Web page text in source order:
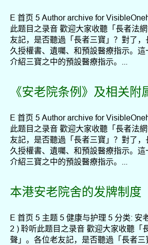
E 首页 5 Author archive for
此题目之录音 歡迎大家收聽「長者法
友記，是否聽過「長者三寶」？對了
久授權書、遺囑、和預設醫療指示。
介紹三寶之中的預設醫療指示。...
《安老院条例》及相关附
E 首页 5 Author archive for
此题目之录音 歡迎大家收聽「長者法
友記，是否聽過「長者三寶」？對了
久授權書、遺囑、和預設醫療指示。
介紹三寶之中的預設醫療指示。...
本港安老院舍的发牌制度
E 首页 5 主题 5 健康与护理 5 分类: 安
2 ) 聆听此题目之录音 歡迎大家收聽「
聲」。各位老友記，是否聽過「長者